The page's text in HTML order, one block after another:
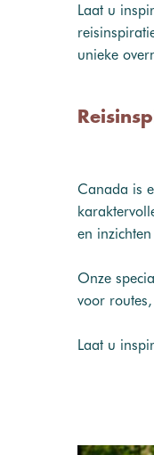
Laat u
unieke
Canada is
en
Onze
voor
Laat u